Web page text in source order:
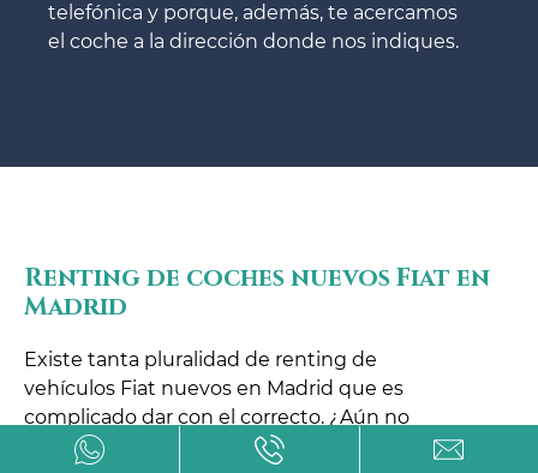
telefónica y porque, además, te acercamos
el coche a la dirección donde nos indiques.
Renting de coches nuevos Fiat en
Madrid
Existe tanta pluralidad de renting de
vehículos Fiat nuevos en Madrid que es
complicado dar con el correcto. ¿Aún no
conoces todas las ventajas que tiene